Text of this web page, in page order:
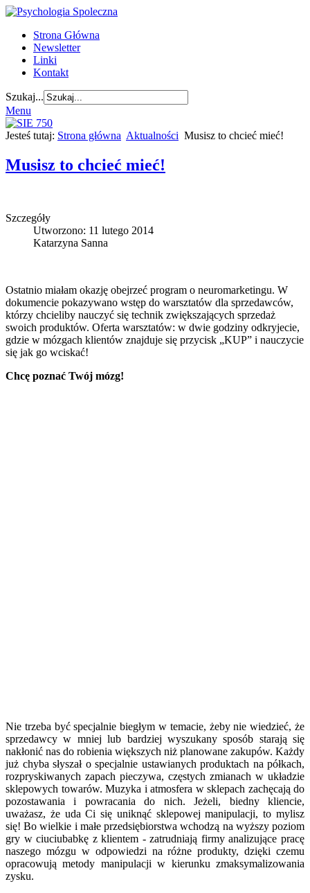
Strona Główna
Newsletter
Linki
Kontakt
Szukaj...
Menu
Jesteś tutaj: Strona główna Aktualności Musisz to chcieć mieć!
Musisz to chcieć mieć!
Szczegóły
Utworzono: 11 lutego 2014
Katarzyna Sanna
Ostatnio miałam okazję obejrzeć program o neuromarketingu. W
dokumencie pokazywano wstęp do warsztatów dla sprzedawców,
którzy chcieliby nauczyć się technik zwiększających sprzedaż
swoich produktów. Oferta warsztatów: w dwie godziny odkryjecie,
gdzie w mózgach klientów znajduje się przycisk „KUP” i nauczycie
się jak go wciskać!
Chcę poznać Twój mózg!
Nie trzeba być specjalnie biegłym w temacie, żeby nie wiedzieć, że
sprzedawcy w mniej lub bardziej wyszukany sposób starają się
nakłonić nas do robienia większych niż planowane zakupów. Każdy
już chyba słyszał o specjalnie ustawianych produktach na półkach,
rozpryskiwanych zapach pieczywa, częstych zmianach w układzie
sklepowych towarów. Muzyka i atmosfera w sklepach zachęcają do
pozostawania i powracania do nich. Jeżeli, biedny kliencie,
uważasz, że uda Ci się uniknąć sklepowej manipulacji, to mylisz
się! Bo wielkie i małe przedsiębiorstwa wchodzą na wyższy poziom
gry w ciuciubabkę z klientem - zatrudniają firmy analizujące pracę
naszego mózgu w odpowiedzi na różne produkty, dzięki czemu
opracowują metody manipulacji w kierunku zmaksymalizowania
zysku.